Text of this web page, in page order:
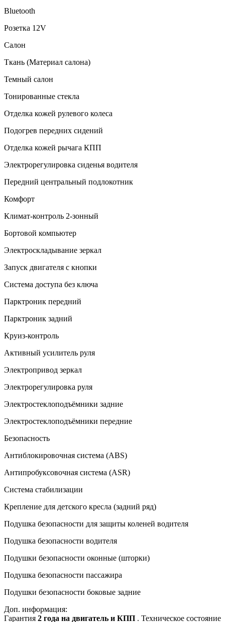
Bluetooth
Розетка 12V
Салон
Ткань (Материал салона)
Темный салон
Тонированные стекла
Отделка кожей рулевого колеса
Подогрев передних сидений
Отделка кожей рычага КПП
Электрорегулировка сиденья водителя
Передний центральный подлокотник
Комфорт
Климат-контроль 2-зонный
Бортовой компьютер
Электроскладывание зеркал
Запуск двигателя с кнопки
Система доступа без ключа
Парктроник передний
Парктроник задний
Круиз-контроль
Активный усилитель руля
Электропривод зеркал
Электрорегулировка руля
Электростеклоподъёмники задние
Электростеклоподъёмники передние
Безопасность
Антиблокировочная система (ABS)
Антипробуксовочная система (ASR)
Система стабилизации
Крепление для детского кресла (задний ряд)
Подушка безопасности для защиты коленей водителя
Подушка безопасности водителя
Подушки безопасности оконные (шторки)
Подушка безопасности пассажира
Подушки безопасности боковые задние
Доп. информация:
Гарантия 2 года на двигатель и КПП . Техническое состояние